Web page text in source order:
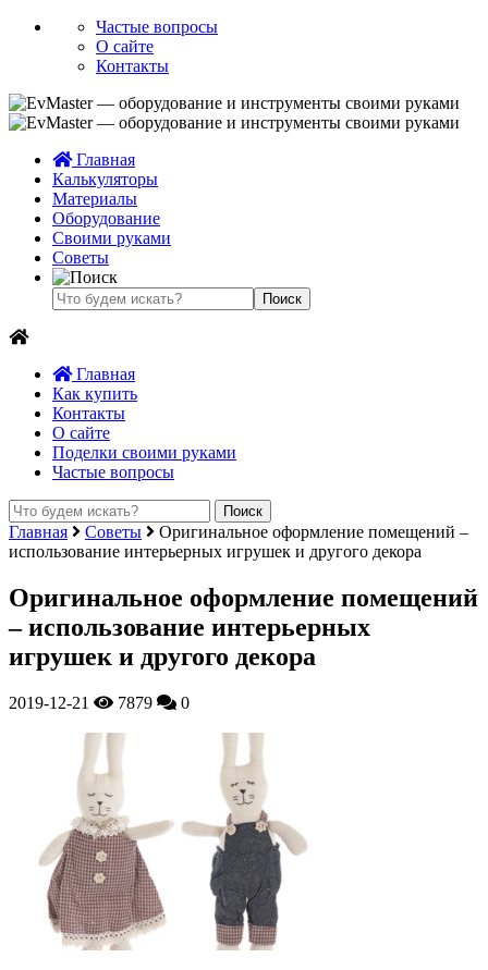
Частые вопросы
О сайте
Контакты
Главная
Калькуляторы
Материалы
Оборудование
Своими руками
Советы
Главная
Как купить
Контакты
О сайте
Поделки своими руками
Частые вопросы
Главная Советы
Оригинальное оформление помещений –
использование интерьерных игрушек и другого декора
Оригинальное оформление помещений
– использование интерьерных
игрушек и другого декора
2019-12-21 7879 0